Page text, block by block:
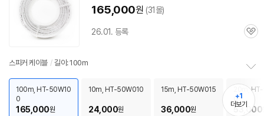
165,000원 (31몰)
26.01. 등록
관
스피커 케이블 / 길이: 100m
보
펼
치
100m, HT-50W10
0
165,000원
10m, HT-50W010
24,000원
15m, HT-50W015
36,000원
20m,
0
53,000
+1
더보기